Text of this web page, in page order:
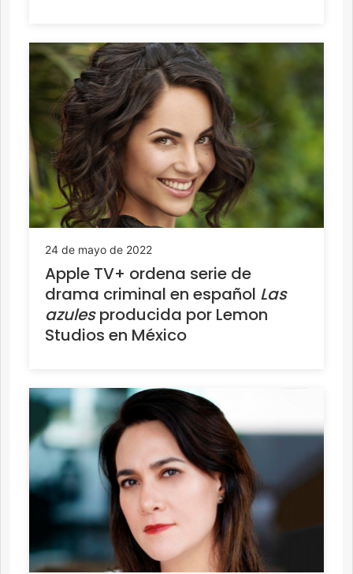
24 de mayo de 2022
Apple TV+ ordena serie de
drama criminal en español Las
azulesproducida por Lemon
Studios en México